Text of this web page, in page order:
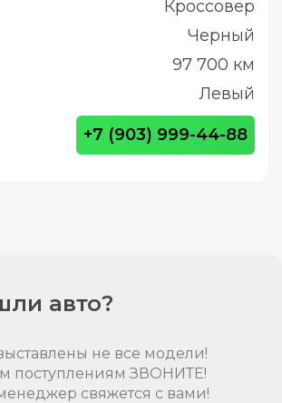
Кроссовер
Черный
97 700 км
Левый
+7 (903) 999-44-88
авто?
не все модели!
поступлениям ЗВОНИТЕ!
свяжется с вами!